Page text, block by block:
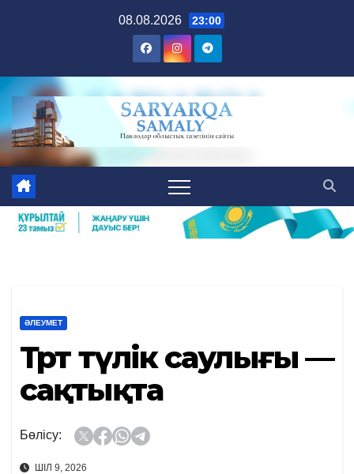
08.08.2026 23:00
ӘЛЕУМЕТ
Төрт түлік саулығы —
сақтықта
Бөлісу:
ШІЛ 9, 2026